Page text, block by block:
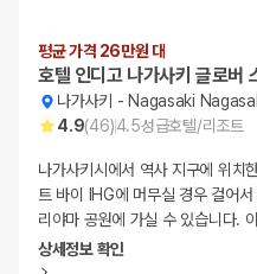
평균 가격 26만원 대
호텔 인디고 나가사키 글로버
나가사키 - Nagasaki
4.9(46)4.5성급호텔/리조트
나가사키시에서 역사 지구에 위치
트 바이 IHG에 머무실 경우 걸어
리야마 공원에 가실 수 있습니다.
상세정보 확인